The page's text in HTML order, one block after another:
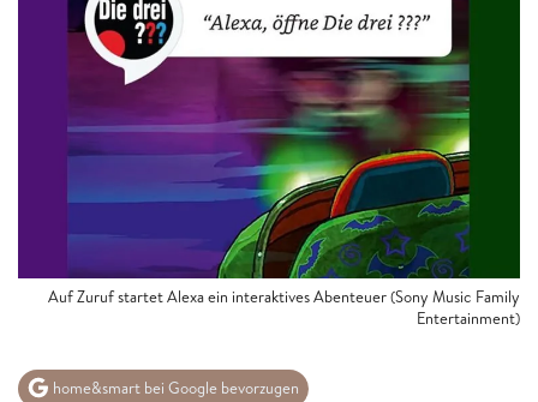
Auf Zuruf startet Alexa ein interaktives Abenteuer (Sony Music Family
Entertainment)
home&smart bei Google bevorzugen